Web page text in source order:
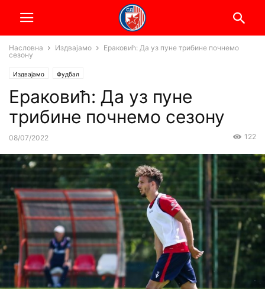
Насловна Издвајамо
Ераковић: Да уз пуне трибине почнемо
сезону
Издвајамо Фудбал
Ераковић: Да уз пуне
трибине почнемо сезону
08/07/2022 122